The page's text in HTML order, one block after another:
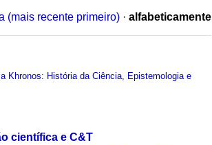
(mais recente primeiro) · alfabeticamente
Khronos: História da Ciência, Epistemologia e
científica e C&T